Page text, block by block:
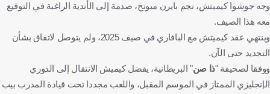
ريال مدريد
بايرن ميونخ بيب جوارديولا
يوزوا كيميش
وجه جوشوا كيميتش، نجم بايرن ميونخ، صدمة إلى الأندية الراغبة في التوقيع
معه هذا الصيف.
وينتهي عقد كيميتش مع البافاري في صيف 2025، ولم يتوصل لاتفاق بشأن
التجديد حتى الآن.
ووفقا لصحيفة "ذا صن" البريطانية، يفضل كيميش الانتقال إلى الدوري
الإنجليزي الممتاز في الموسم المقبل، واللعب مجددا تحت قيادة المدرب بيب